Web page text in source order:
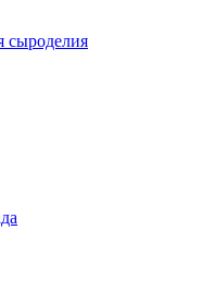
сыроделия